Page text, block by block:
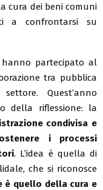
cura dei beni comuni
a confrontarsi su
partecipato al
tra pubblica
Quest’anno
della riflessione: la
condivisa e
i processi
. L’idea è quella di
che si riconosce
è quello della cura e